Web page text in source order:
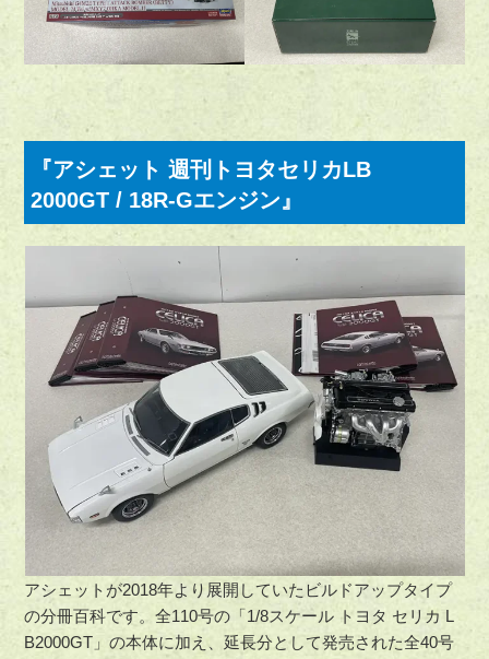
『アシェット 週刊トヨタセリカLB
2000GT / 18R-Gエンジン』
アシェットが2018年より展開していたビルドアップタイプ
の分冊百科です。全110号の「1/8スケール トヨタ セリカ L
B2000GT」の本体に加え、延長分として発売された全40号